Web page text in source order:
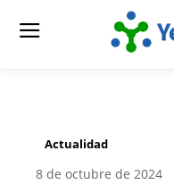
Actualidad
8 de octubre de 2024